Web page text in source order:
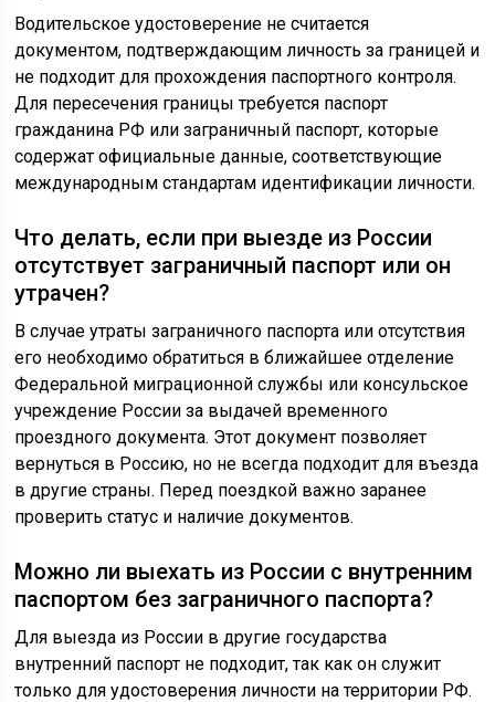
Водительское удостоверение не считается
документом, подтверждающим личность за границей и
не подходит для прохождения паспортного контроля.
Для пересечения границы требуется паспорт
гражданина РФ или заграничный паспорт, которые
содержат официальные данные, соответствующие
международным стандартам идентификации личности.
Что делать, если при выезде из России
отсутствует заграничный паспорт или он
утрачен?
В случае утраты заграничного паспорта или отсутствия
его необходимо обратиться в ближайшее отделение
Федеральной миграционной службы или консульское
учреждение России за выдачей временного
проездного документа. Этот документ позволяет
вернуться в Россию, но не всегда подходит для въезда
в другие страны. Перед поездкой важно заранее
проверить статус и наличие документов.
Можно ли выехать из России с внутренним
паспортом без заграничного паспорта?
Для выезда из России в другие государства
внутренний паспорт не подходит, так как он служит
только для удостоверения личности на территории РФ.